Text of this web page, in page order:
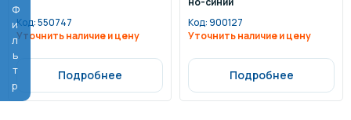
ФильтрКод:550747
Уточнить наличие и цену
Подробнее
Код:900127
Уточнить наличие и цену
Подробнее